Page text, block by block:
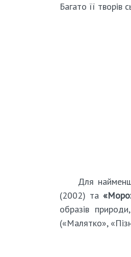
Багато її творів
Для
(2002) та
образів
(«Малятко»,